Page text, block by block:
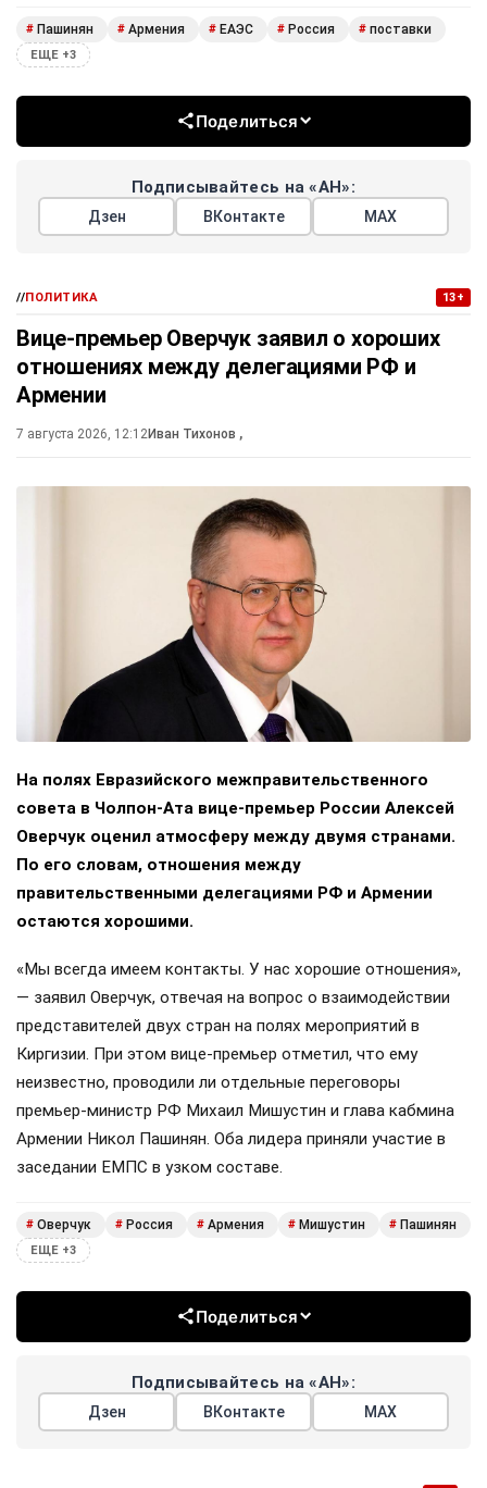
# Пашинян # Армения # ЕАЭС # Россия # поставки
ЕЩЕ +3
Поделиться
Подписывайтесь на «АН»:
Дзен ВКонтакте МАХ
//ПОЛИТИКА 13+
Вице-премьер Оверчук заявил о хороших
отношениях между делегациями РФ и
Армении
7 августа 2026, 12:12Иван Тихонов ,
На полях Евразийского межправительственного
совета в Чолпон-Ата вице-премьер России Алексей
Оверчук оценил атмосферу между двумя странами.
По его словам, отношения между
правительственными делегациями РФ и Армении
остаются хорошими.
«Мы всегда имеем контакты. У нас хорошие отношения»,
— заявил Оверчук, отвечая на вопрос о взаимодействии
представителей двух стран на полях мероприятий в
Киргизии. При этом вице-премьер отметил, что ему
неизвестно, проводили ли отдельные переговоры
премьер-министр РФ Михаил Мишустин и глава кабмина
Армении Никол Пашинян. Оба лидера приняли участие в
заседании ЕМПС в узком составе.
# Оверчук # Россия # Армения # Мишустин # Пашинян
ЕЩЕ +3
Поделиться
Подписывайтесь на «АН»:
Дзен ВКонтакте МАХ